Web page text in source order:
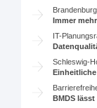
Brandenburg
Immer
IT-
Schleswig-
BMDS